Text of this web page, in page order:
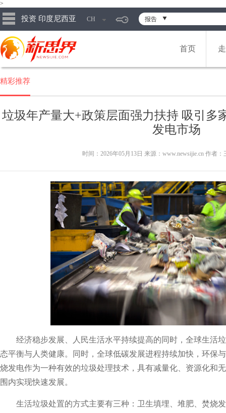
>
投资 印度尼西亚 CH 报告
首页
精彩推荐
垃圾年产量大+政策层面强力扶持 吸引多
发电市场
时间：2026年05月13日 来源：www.newsijie.cn 作者
经济稳步发展、人民生活水平持续提高的同时，全球生活
态平衡与人类健康。同时，全球低碳发展进程持续加快，环保
烧发电作为一种有效的垃圾处理技术，具有减量化、资源化和
围内实现快速发展。
生活垃圾处置的方式主要有三种：卫生填埋、堆肥、焚烧